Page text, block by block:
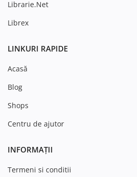
Librarie.Net
Librex
LINKURI RAPIDE
Acasă
Blog
Shops
Centru de ajutor
INFORMAȚII
Termeni si conditii